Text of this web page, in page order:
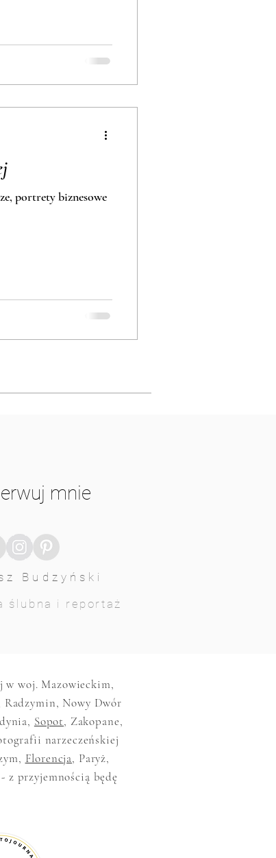
portrety biznesowe
mnie
Budzyński
ślubna i reportaż
w woj. Mazowieckim,
Nowy Dwór
Sopot, Zakopane,
narzeczeńskiej
Florencja, Paryż,
z przyjemnością będę